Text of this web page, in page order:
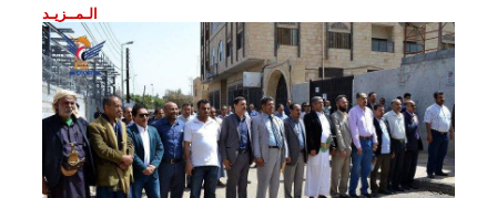
الـمــزيـد